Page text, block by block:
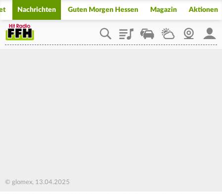
Nachrichten Guten Morgen Hessen Magazin Aktionen
PlaylistStaupilotWetterWebcam
© glomex, 13.04.2025